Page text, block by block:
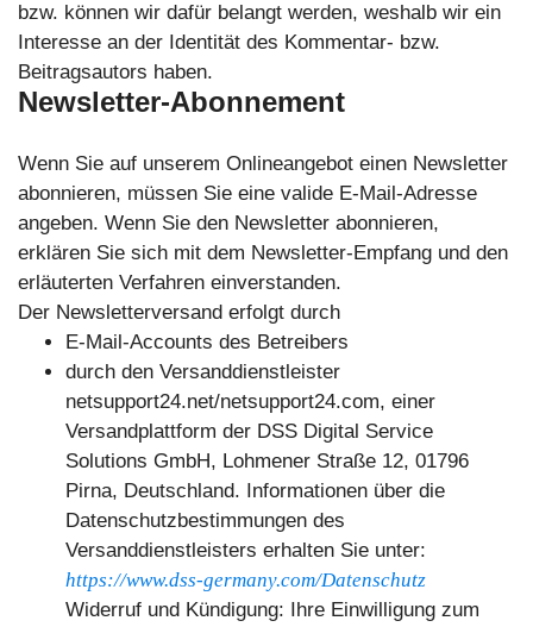
bzw. können wir dafür belangt werden, weshalb wir ein
Interesse an der Identität des Kommentar- bzw.
Beitragsautors haben.
Newsletter-Abonnement
Wenn Sie auf unserem Onlineangebot einen Newsletter
abonnieren, müssen Sie eine valide E-Mail-Adresse
angeben. Wenn Sie den Newsletter abonnieren,
erklären Sie sich mit dem Newsletter-Empfang und den
erläuterten Verfahren einverstanden.
Der Newsletterversand erfolgt durch
E-Mail-Accounts des Betreibers
durch den Versanddienstleister
netsupport24.net/netsupport24.com, einer
Versandplattform der DSS Digital Service
Solutions GmbH, Lohmener Straße 12, 01796
Pirna, Deutschland. Informationen über die
Datenschutzbestimmungen des
Versanddienstleisters erhalten Sie unter:
https://www.dss-germany.com/Datenschutz
Widerruf und Kündigung: Ihre Einwilligung zum